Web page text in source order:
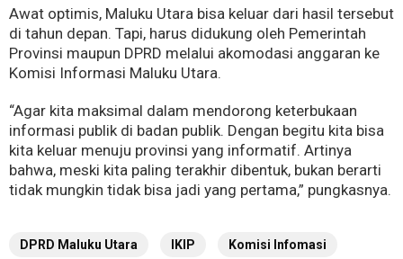
Awat optimis, Maluku Utara bisa keluar dari hasil tersebut
di tahun depan. Tapi, harus didukung oleh Pemerintah
Provinsi maupun DPRD melalui akomodasi anggaran ke
Komisi Informasi Maluku Utara.
“Agar kita maksimal dalam mendorong keterbukaan
informasi publik di badan publik. Dengan begitu kita bisa
kita keluar menuju provinsi yang informatif. Artinya
bahwa, meski kita paling terakhir dibentuk, bukan berarti
tidak mungkin tidak bisa jadi yang pertama,” pungkasnya.
DPRD Maluku Utara IKIP Komisi Infomasi